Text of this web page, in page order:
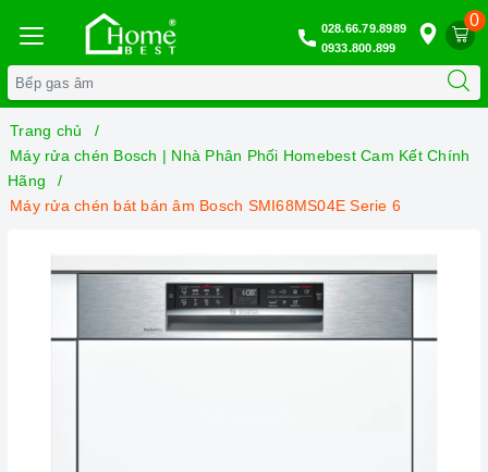
0
028.66.79.8989
0933.800.899
Trang chủ
Máy rửa chén Bosch | Nhà Phân Phối Homebest Cam Kết Chính
Hãng
Máy rửa chén bát bán âm Bosch SMI68MS04E Serie 6